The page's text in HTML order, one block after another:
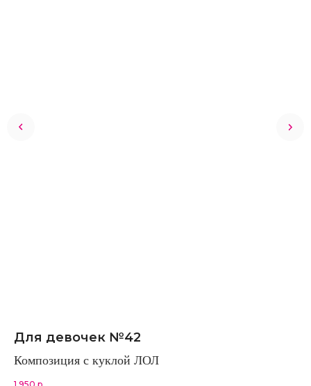
Для девочек №42
Композиция с куклой ЛОЛ